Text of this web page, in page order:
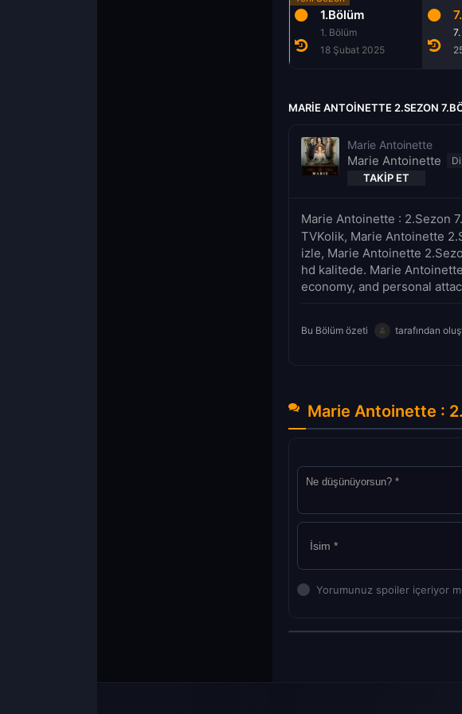
1.Bölüm
1. Bölüm
18 Şubat 2025
MARIE ANTOINETTE 2.SEZON
Marie Antoinette
Marie Antoinette
TAKIP ET
Marie Antoinette : 2.Sezon
TVKolik, Marie Antoinette
izle, Marie Antoinette
hd kalitede. Marie
economy, and personal
Bu Bölüm özeti tarafından
Marie Antoinette :
Yorumunuz spoiler içeriyor